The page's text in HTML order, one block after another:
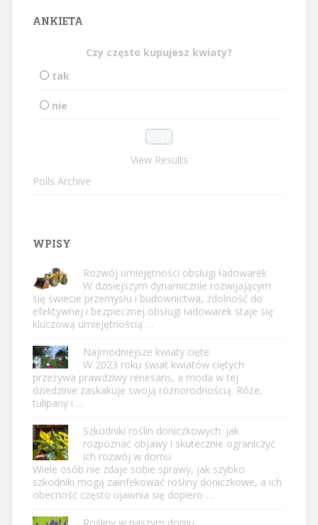
ANKIETA
Czy często kupujesz kwiaty?
tak
nie
View Results
Polls Archive
WPISY
Rozwój umiejętności obsługi ładowarek
W dzisiejszym dynamicznie rozwijającym
się świecie przemysłu i budownictwa, zdolność do
efektywnej i bezpiecznej obsługi ładowarek staje się
kluczową umiejętnością …
Najmodniejsze kwiaty cięte
W 2023 roku świat kwiatów ciętych
przeżywa prawdziwy renesans, a moda w tej
dziedzinie zaskakuje swoją różnorodnością. Róże,
tulipany i …
Szkodniki roślin doniczkowych: jak
rozpoznać objawy i skutecznie ograniczyć
ich rozwój w domu
Wiele osób nie zdaje sobie sprawy, jak szybko
szkodniki mogą zainfekować rośliny doniczkowe, a ich
obecność często ujawnia się dopiero …